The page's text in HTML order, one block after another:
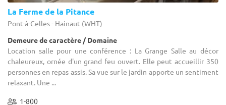
La Ferme de la Pitance
Pont-à-Celles - Hainaut (WHT)
Demeure de caractère / Domaine
Location salle pour une conférence : La Grange Salle au décor
chaleureux, ornée d'un grand feu ouvert. Elle peut accueillir 350
personnes en repas assis. Sa vue sur le jardin apporte un sentiment
relaxant. Une ...
1-800